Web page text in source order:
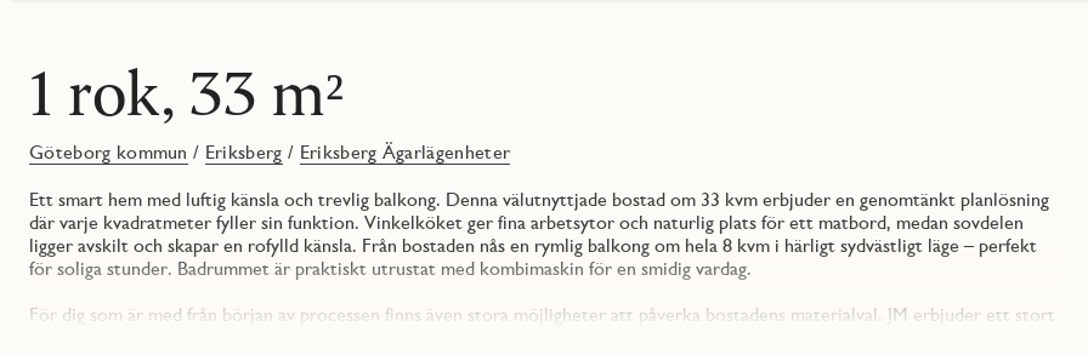
1 rok, 33 m²
Göteborg kommun / Eriksberg / Eriksberg Ägarlägenheter
Ett smart hem med luftig känsla och trevlig balkong. Denna välutnyttjade bostad om 33 kvm erbjuder en genomtänkt planlösning
där varje kvadratmeter fyller sin funktion. Vinkelköket ger fina arbetsytor och naturlig plats för ett matbord, medan sovdelen
ligger avskilt och skapar en rofylld känsla. Från bostaden nås en rymlig balkong om hela 8 kvm i härligt sydvästligt läge – perfekt
för soliga stunder. Badrummet är praktiskt utrustat med kombimaskin för en smidig vardag.
För dig som är med från början av processen finns även stora möjligheter att påverka bostadens materialval. JM erbjuder ett stort